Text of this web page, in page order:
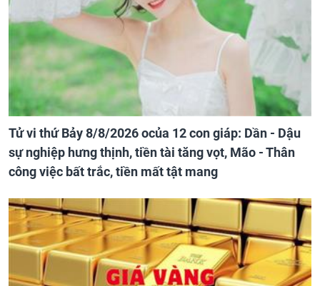
Tử vi thứ Bảy 8/8/2026 ocủa 12 con giáp: Dần - Dậu
sự nghiệp hưng thịnh, tiền tài tăng vọt, Mão - Thân
công việc bất trắc, tiền mất tật mang